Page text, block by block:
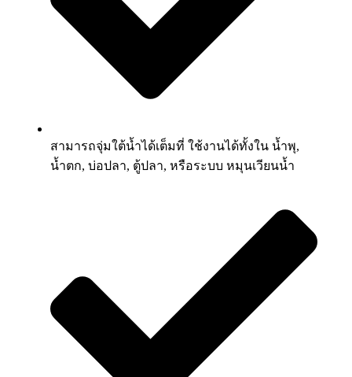
สามารถจุ่มใต้น้ำได้เต็มที่ ใช้งานได้ทั้งใน น้ำพุ,
น้ำตก, บ่อปลา, ตู้ปลา, หรือระบบ หมุนเวียนน้ำ